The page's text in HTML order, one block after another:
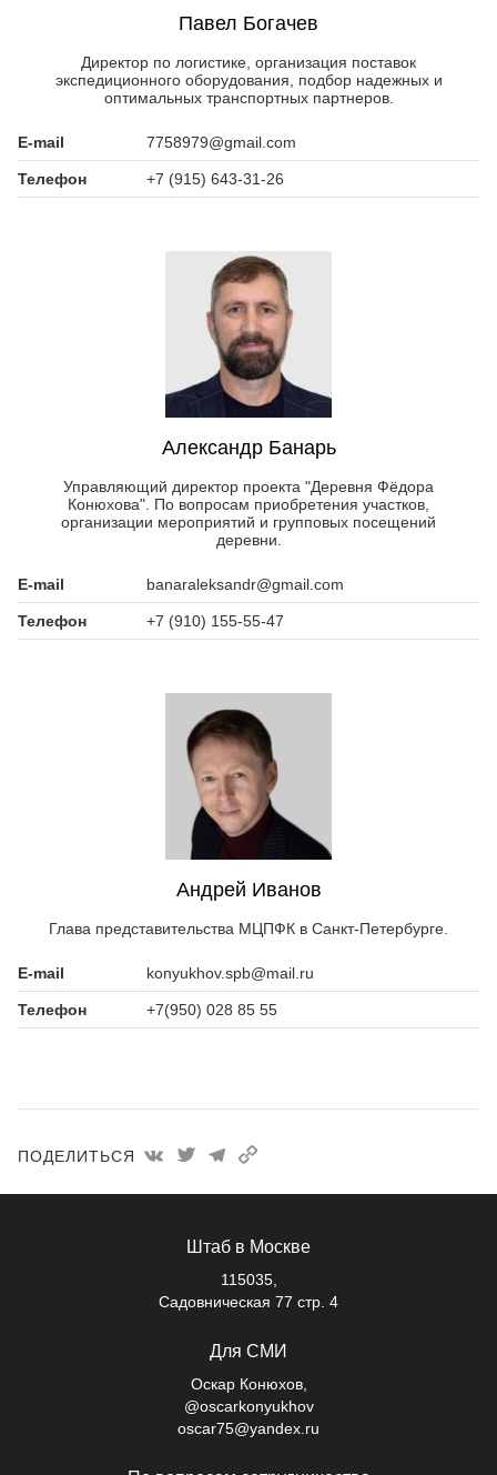
Павел Богачев
Директор по логистике, организация поставок
экспедиционного оборудования, подбор надежных и
оптимальных транспортных партнеров.
E-mail 7758979@gmail.com
Телефон +7 (915) 643-31-26
Александр Банарь
Управляющий директор проекта "Деревня Фёдора
Конюхова". По вопросам приобретения участков,
организации мероприятий и групповых посещений
деревни.
E-mail banaraleksandr@gmail.com
Телефон +7 (910) 155-55-47
Андрей Иванов
Глава представительства МЦПФК в Санкт-Петербурге.
E-mail konyukhov.spb@mail.ru
Телефон +7(950) 028 85 55
ПОДЕЛИТЬСЯ
Штаб в Москве
115035,
Садовническая 77 стр. 4
Для СМИ
Оскар Конюхов,
@oscarkonyukhov
oscar75@yandex.ru